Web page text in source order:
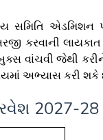
સમિતિ
કરવાની
બુક્સ વાંચવી જેથી
અભ્યાસ કરી
2027-28